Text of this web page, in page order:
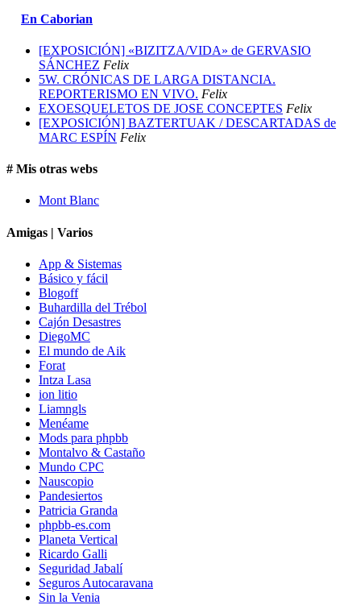
En Caborian
[EXPOSICIÓN] «BIZITZA/VIDA» de GERVASIO
SÁNCHEZ Felix
5W. CRÓNICAS DE LARGA DISTANCIA.
REPORTERISMO EN VIVO. Felix
EXOESQUELETOS DE JOSE CONCEPTES Felix
[EXPOSICIÓN] BAZTERTUAK / DESCARTADAS de
MARC ESPÍN Felix
# Mis otras webs
Mont Blanc
Amigas | Varios
App & Sistemas
Básico y fácil
Blogoff
Buhardilla del Trébol
Cajón Desastres
DiegoMC
El mundo de Aik
Forat
Intza Lasa
ion litio
Liamngls
Menéame
Mods para phpbb
Montalvo & Castaño
Mundo CPC
Nauscopio
Pandesiertos
Patricia Granda
phpbb-es.com
Planeta Vertical
Ricardo Galli
Seguridad Jabalí
Seguros Autocaravana
Sin la Venia